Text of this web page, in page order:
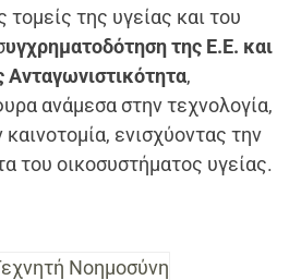
τομείς της υγείας και του
υγχρηματοδότηση της Ε.Ε. και
,
ανάμεσα στην τεχνολογία,
ενισχύοντας την
του οικοσυστήματος υγείας.
Νοημοσύνη